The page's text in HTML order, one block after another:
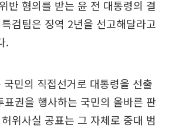
반 혐의를 받는 윤 전 대통령의 결
검팀은 징역 2년을 선고해달라고
.
민의 직접선거로 대통령을 선출
표권을 행사하는 국민의 올바른 판
위사실 공표는 그 자체로 중대 범